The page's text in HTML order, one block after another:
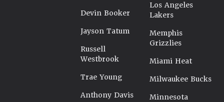
Devin Booker
Jayson Tatum
Russell
Westbrook
Trae Young
Anthony Davis
Los Angeles
Lakers
Memphis
Grizzlies
Miami Heat
Milwaukee Bucks
Minnesota